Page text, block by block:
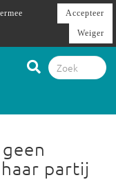
partij
Accepteer
Weiger